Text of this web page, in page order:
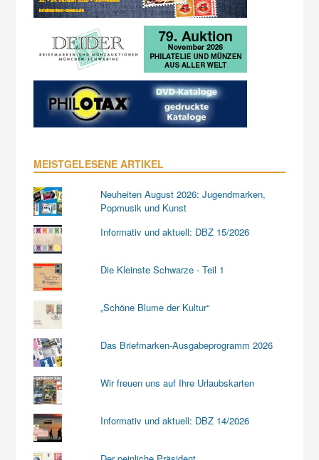
MEISTGELESENE ARTIKEL
Neuheiten August 2026: Jugendmarken,
Popmusik und Kunst
Informativ und aktuell: DBZ 15/2026
Die Kleinste Schwarze - Teil 1
„Schöne Blume der Kultur“
Das Briefmarken-Ausgabeprogramm 2026
Wir freuen uns auf Ihre Urlaubskarten
Informativ und aktuell: DBZ 14/2026